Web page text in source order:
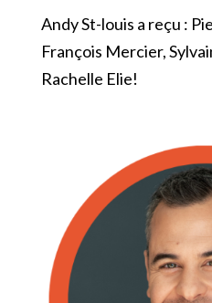
Andy St-louis a reçu :
François Mercier,
Rachelle Elie!